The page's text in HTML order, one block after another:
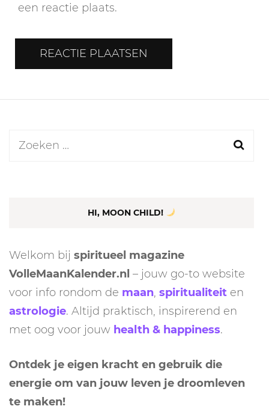
een reactie plaats.
Zoeken
HI, MOON CHILD!
Welkom bij spiritueel magazine
VolleMaanKalender.nl – jouw go-to website
voor info rondom de maan, spiritualiteit en
astrologie. Altijd praktisch, inspirerend en
met oog voor jouw health & happiness.
Ontdek je eigen kracht en gebruik die
energie om van jouw leven je droomleven
te maken!